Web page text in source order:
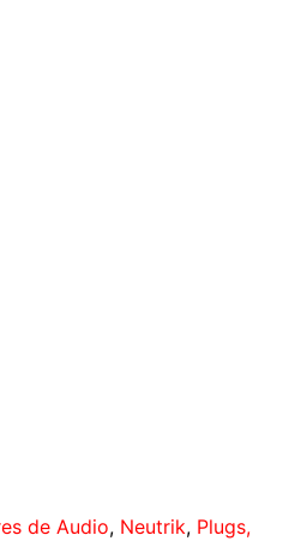
de Audio, Neutrik, Plugs,